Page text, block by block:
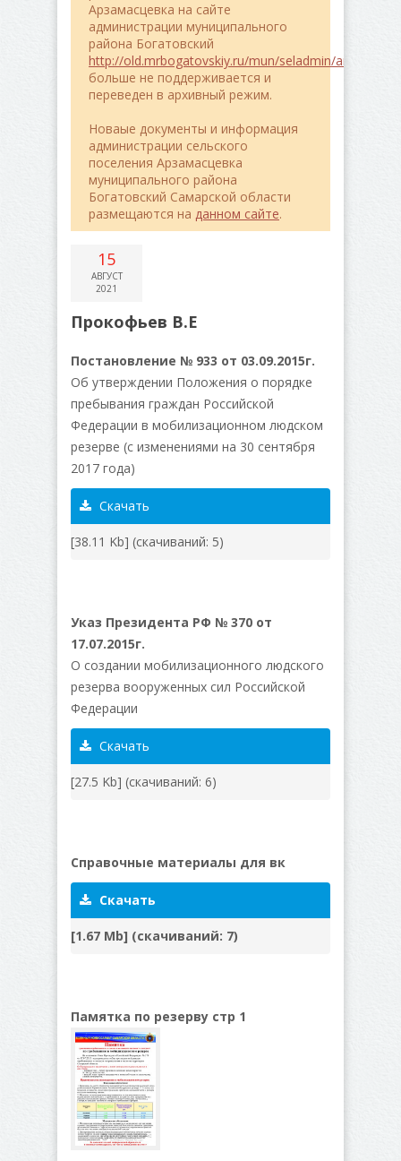
Арзамасцевка на сайте
администрации муниципального
района Богатовский
http://old.mrbogatovskiy.ru/mun/seladmin/
больше не поддерживается и
переведен в архивный режим.
Новаые документы и информация
администрации сельского
поселения Арзамасцевка
муниципального района
Богатовский Самарской области
размещаются на данном сайте.
15
АВГУСТ
2021
Прокофьев В.Е
Постановление № 933 от 03.09.2015г.
Об утверждении Положения о порядке
пребывания граждан Российской
Федерации в мобилизационном людском
резерве (с изменениями на 30 сентября
2017 года)
Скачать
[38.11 Kb] (cкачиваний: 5)
Указ Президента РФ № 370 от
17.07.2015г.
О создании мобилизационного людского
резерва вооруженных сил Российской
Федерации
Скачать
[27.5 Kb] (cкачиваний: 6)
Справочные материалы для вк
Скачать
[1.67 Mb] (cкачиваний: 7)
Памятка по резерву стр 1